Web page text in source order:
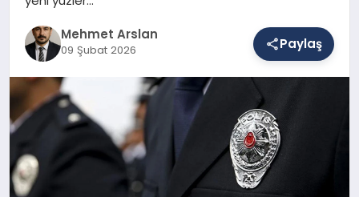
SAĞLIK
EĞITIM
DÜNYA
Mehmet Arslan
09 Şubat 2026 Paylaş